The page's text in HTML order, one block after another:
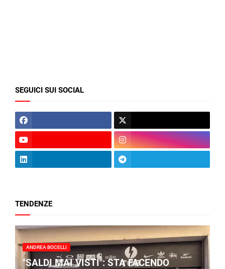
SEGUICI SUI SOCIAL
TENDENZE
ANDREA BOCELLI
"SALDI MAI VISTI": STA FACENDO